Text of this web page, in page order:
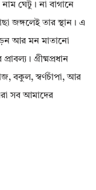
ঘেটু। না বাগানে
জঙ্গলেই তার স্থান। এ
আর মন মাতানো
গ্রীষ্মপ্রধান
বকুল, স্বর্ণচাঁপা, আর
সব আমাদের